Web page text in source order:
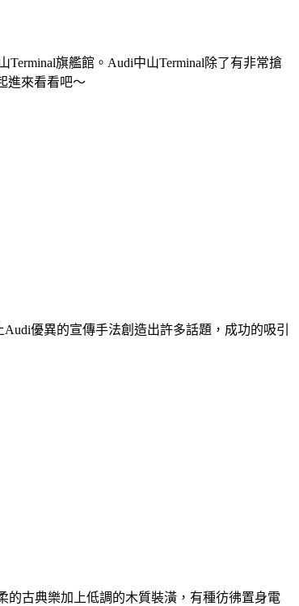
旗艦館。Audi中山Terminal除了有非常搶
進來看看吧～
優異的宣傳手法創造出許多話題，成功的吸引
的古典樂加上低調的木質裝潢，有種彷彿置身電